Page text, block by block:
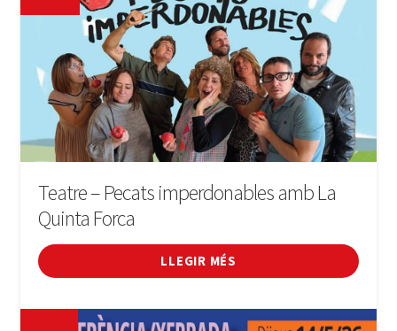
Teatre – Pecats imperdonables amb La
Quinta Forca
LLEGIR MÉS